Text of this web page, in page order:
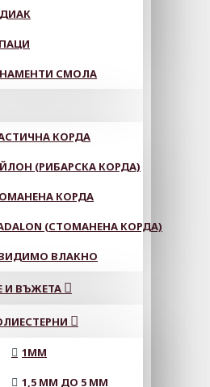
СМОЛА
КОРДА
(РИБАРСКА КОРДА)
КОРДА
(СТОМАНЕНА КОРДА)
ВЛАКНО
И ВЪЖЕТА
1ММ
1,5 ММ ДО 5 ММ